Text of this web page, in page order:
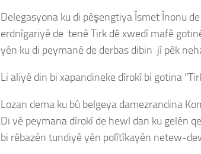
Delegasyona ku di pêşengtiya Îsmet Înonu
erdnîgariyê de tenê Tirk dê xwedî mafê
yên ku di peymanê de derbas dibin jî pêk
Li aliyê din bi xapandineke dîrokî bi gotina
Lozan dema ku bû belgeya damezrandina
Di vê peymana dîrokî de hewl dan ku gelên
bi rêbazên tundiyê yên polîtîkayên netew-